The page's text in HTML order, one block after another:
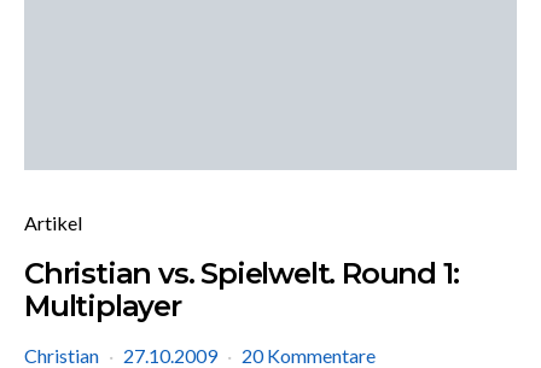
Artikel
Christian vs. Spielwelt. Round 1:
Multiplayer
Christian 27.10.2009 20 Kommentare